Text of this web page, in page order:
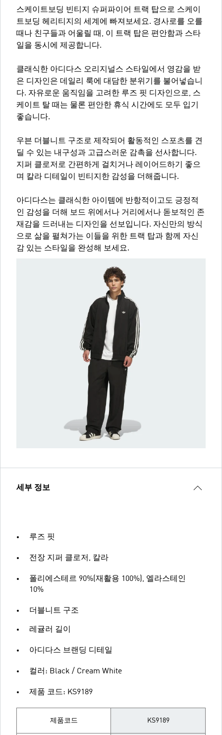
스케이트보딩 빈티지 슈퍼파이어 트랙 탑으로 스케이
트보딩 헤리티지의 세계에 빠져보세요. 경사로를 오를
때나 친구들과 어울릴 때, 이 트랙 탑은 편안함과 스타
일을 동시에 제공합니다.
클래식한 아디다스 오리지널스 스타일에서 영감을 받
은 디자인은 데일리 룩에 대담한 분위기를 불어넣습니
다. 자유로운 움직임을 고려한 루즈 핏 디자인으로, 스
케이트 탈 때는 물론 편안한 휴식 시간에도 모두 입기
좋습니다.
우븐 더블니트 구조로 제작되어 활동적인 스포츠를 견
딜 수 있는 내구성과 고급스러운 감촉을 선사합니다.
지퍼 클로저로 간편하게 걸치거나 레이어드하기 좋으
며 칼라 디테일이 빈티지한 감성을 더해줍니다.
아디다스는 클래식한 아이템에 반항적이고도 긍정적
인 감성을 더해 보드 위에서나 거리에서나 돋보적인 존
재감을 드러내는 디자인을 선보입니다. 자신만의 방식
으로 삶을 펼쳐가는 이들을 위한 트랙 탑과 함께 자신
감 있는 스타일을 완성해 보세요.
세부 정보
루즈 핏
전장 지퍼 클로저, 칼라
폴리에스테르 90%(재활용 100%), 엘라스테인
10%
더블니트 구조
레귤러 길이
아디다스 브랜딩 디테일
컬러: Black / Cream White
제품 코드: KS9189
제품코드 KS9189